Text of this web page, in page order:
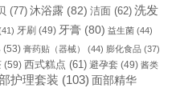
(77) 沐浴露 (82) 洁面 (62) 洗发
牙刷 (49) 牙膏 (80) 益生菌 (44)
(53) 膏药贴（器械） (44) 膨化食品 (37)
(59) 西式糕点 (61) 避孕套 (49) 酱类
护理套装 (103) 面部精华